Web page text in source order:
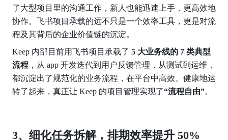
了大型项目里的沟通工作，新人也能迅速上手，更高效地
协作。飞书项目承载的远不只是一个效率工具，更是对流
程及其背后的企业价值链的沉淀。
Keep 内部目前用飞书项目承载了 5 大业务线的 7 类典型
流程，从 app 开发迭代到用户反馈管理，从测试到运维，
都沉淀出了规范化的业务流程，在平台中高效、健康地运
转了起来，真正让 Keep 的项目管理实现了“流程自由”。
3、细化任务拆解，排期效率提升 50%